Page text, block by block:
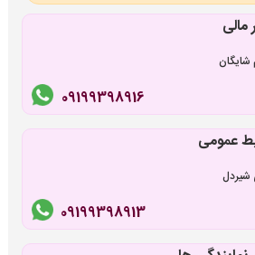
مالی
شایگان
09199398916
عمومی
شیردل
09199398913